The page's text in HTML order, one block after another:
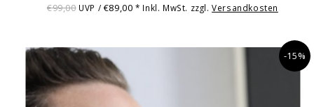
€99,00 UVP / €89,00* Inkl. MwSt. zzgl.Versandkosten
-15%